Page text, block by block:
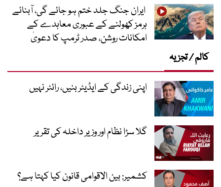
ایران جنگ جلد ختم ہو جائے گی، آبنائے
ہرمز کھولنے کے عبوری معاہدے کے
امکانات روشن، صدر ٹرمپ کا دعویٰ
کالم / تجزیہ
اپنی زندگی کے ایڈیٹر بنیں، رائٹر نہیں
گلا سڑا نظام اور وزیر داخلہ کی تقریر
کشمیر: بین الاقوامی قانون کیا کہتا ہے؟